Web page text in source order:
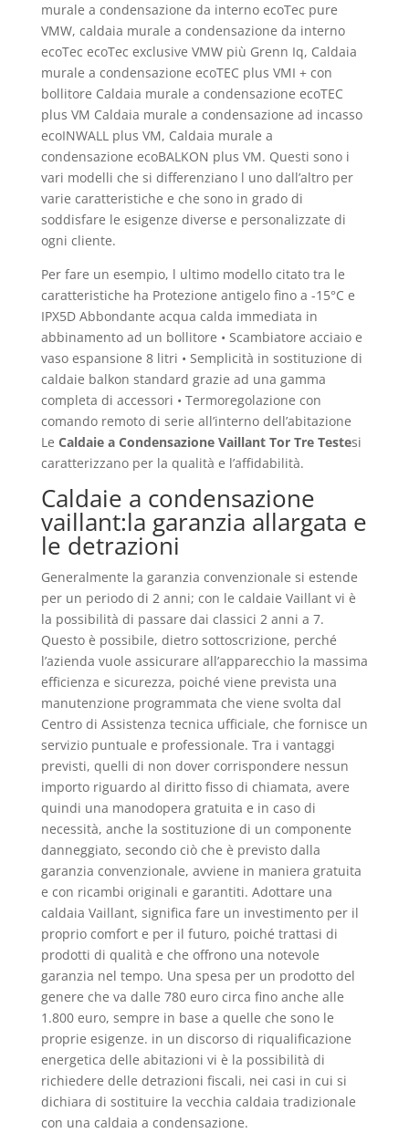
murale a condensazione da interno ecoTec pure
VMW, caldaia murale a condensazione da interno
ecoTec ecoTec exclusive VMW più Grenn Iq, Caldaia
murale a condensazione ecoTEC plus VMI + con
bollitore Caldaia murale a condensazione ecoTEC
plus VM Caldaia murale a condensazione ad incasso
ecoINWALL plus VM, Caldaia murale a
condensazione ecoBALKON plus VM. Questi sono i
vari modelli che si differenziano l uno dall’altro per
varie caratteristiche e che sono in grado di
soddisfare le esigenze diverse e personalizzate di
ogni cliente.
Per fare un esempio, l ultimo modello citato tra le
caratteristiche ha Protezione antigelo fino a -15°C e
IPX5D Abbondante acqua calda immediata in
abbinamento ad un bollitore • Scambiatore acciaio e
vaso espansione 8 litri • Semplicità in sostituzione di
caldaie balkon standard grazie ad una gamma
completa di accessori • Termoregolazione con
comando remoto di serie all’interno dell’abitazione
Le Caldaie a Condensazione Vaillant Tor Tre Testesi
caratterizzano per la qualità e l’affidabilità.
Caldaie a condensazione
vaillant:la garanzia allargata e
le detrazioni
Generalmente la garanzia convenzionale si estende
per un periodo di 2 anni; con le caldaie Vaillant vi è
la possibilità di passare dai classici 2 anni a 7.
Questo è possibile, dietro sottoscrizione, perché
l’azienda vuole assicurare all’apparecchio la massima
efficienza e sicurezza, poiché viene prevista una
manutenzione programmata che viene svolta dal
Centro di Assistenza tecnica ufficiale, che fornisce un
servizio puntuale e professionale. Tra i vantaggi
previsti, quelli di non dover corrispondere nessun
importo riguardo al diritto fisso di chiamata, avere
quindi una manodopera gratuita e in caso di
necessità, anche la sostituzione di un componente
danneggiato, secondo ciò che è previsto dalla
garanzia convenzionale, avviene in maniera gratuita
e con ricambi originali e garantiti. Adottare una
caldaia Vaillant, significa fare un investimento per il
proprio comfort e per il futuro, poiché trattasi di
prodotti di qualità e che offrono una notevole
garanzia nel tempo. Una spesa per un prodotto del
genere che va dalle 780 euro circa fino anche alle
1.800 euro, sempre in base a quelle che sono le
proprie esigenze. in un discorso di riqualificazione
energetica delle abitazioni vi è la possibilità di
richiedere delle detrazioni fiscali, nei casi in cui si
dichiara di sostituire la vecchia caldaia tradizionale
con una caldaia a condensazione.